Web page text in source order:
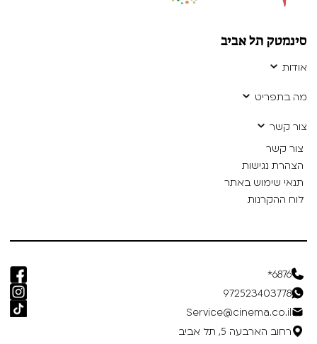
סינמטק תל אביב
אודות
מה בתפריט
צור קשר
צור קשר
הצהרת נגישות
תנאי שימוש באתר
לוח ההקרנות
6876*
972523403778
Service@cinema.co.il
רחוב הארבעה 5, תל אביב